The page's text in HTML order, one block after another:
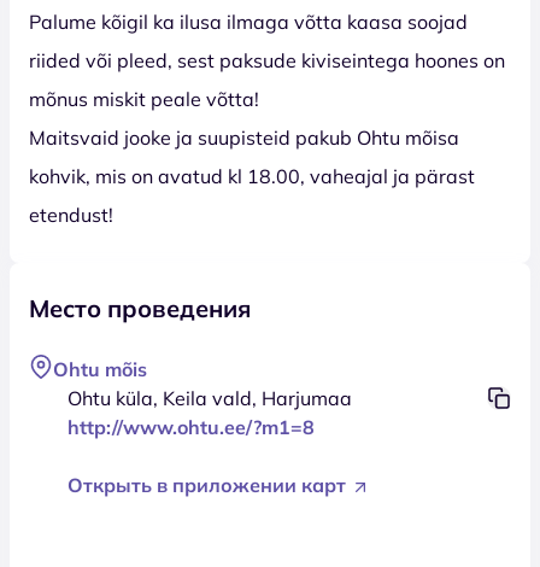
Palume kõigil ka ilusa ilmaga võtta kaasa soojad
riided või pleed, sest paksude kiviseintega hoones on
mõnus miskit peale võtta!
Maitsvaid jooke ja suupisteid pakub Ohtu mõisa
kohvik, mis on avatud kl 18.00, vaheajal ja pärast
etendust!
Место проведения
Ohtu mõis
Ohtu küla, Keila vald, Harjumaa
http://www.ohtu.ee/?m1=8
Открыть в приложении карт